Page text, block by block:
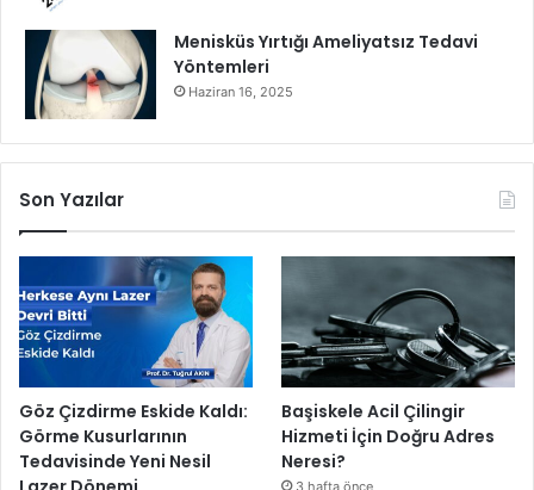
Menisküs Yırtığı Ameliyatsız Tedavi
Yöntemleri
Haziran 16, 2025
Son Yazılar
Göz Çizdirme Eskide Kaldı:
Görme Kusurlarının
Tedavisinde Yeni Nesil
Başiskele Acil Çilingir
Hizmeti İçin Doğru Adres
Neresi?